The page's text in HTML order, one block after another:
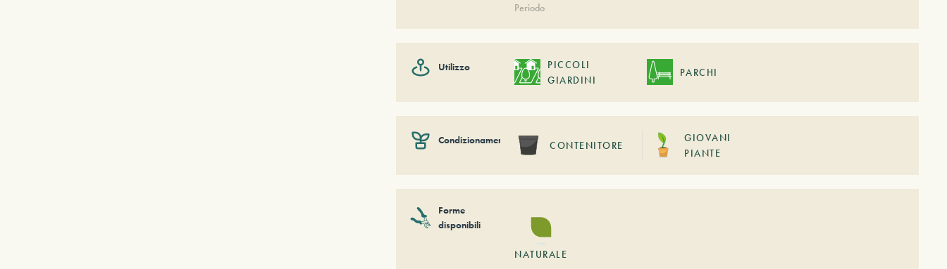
Periodo
Utilizzo
PICCOLI
GIARDINI
PARCHI
Condizionamento CONTENITORE
GIOVANI
PIANTE
Forme
disponibili
NATURALE